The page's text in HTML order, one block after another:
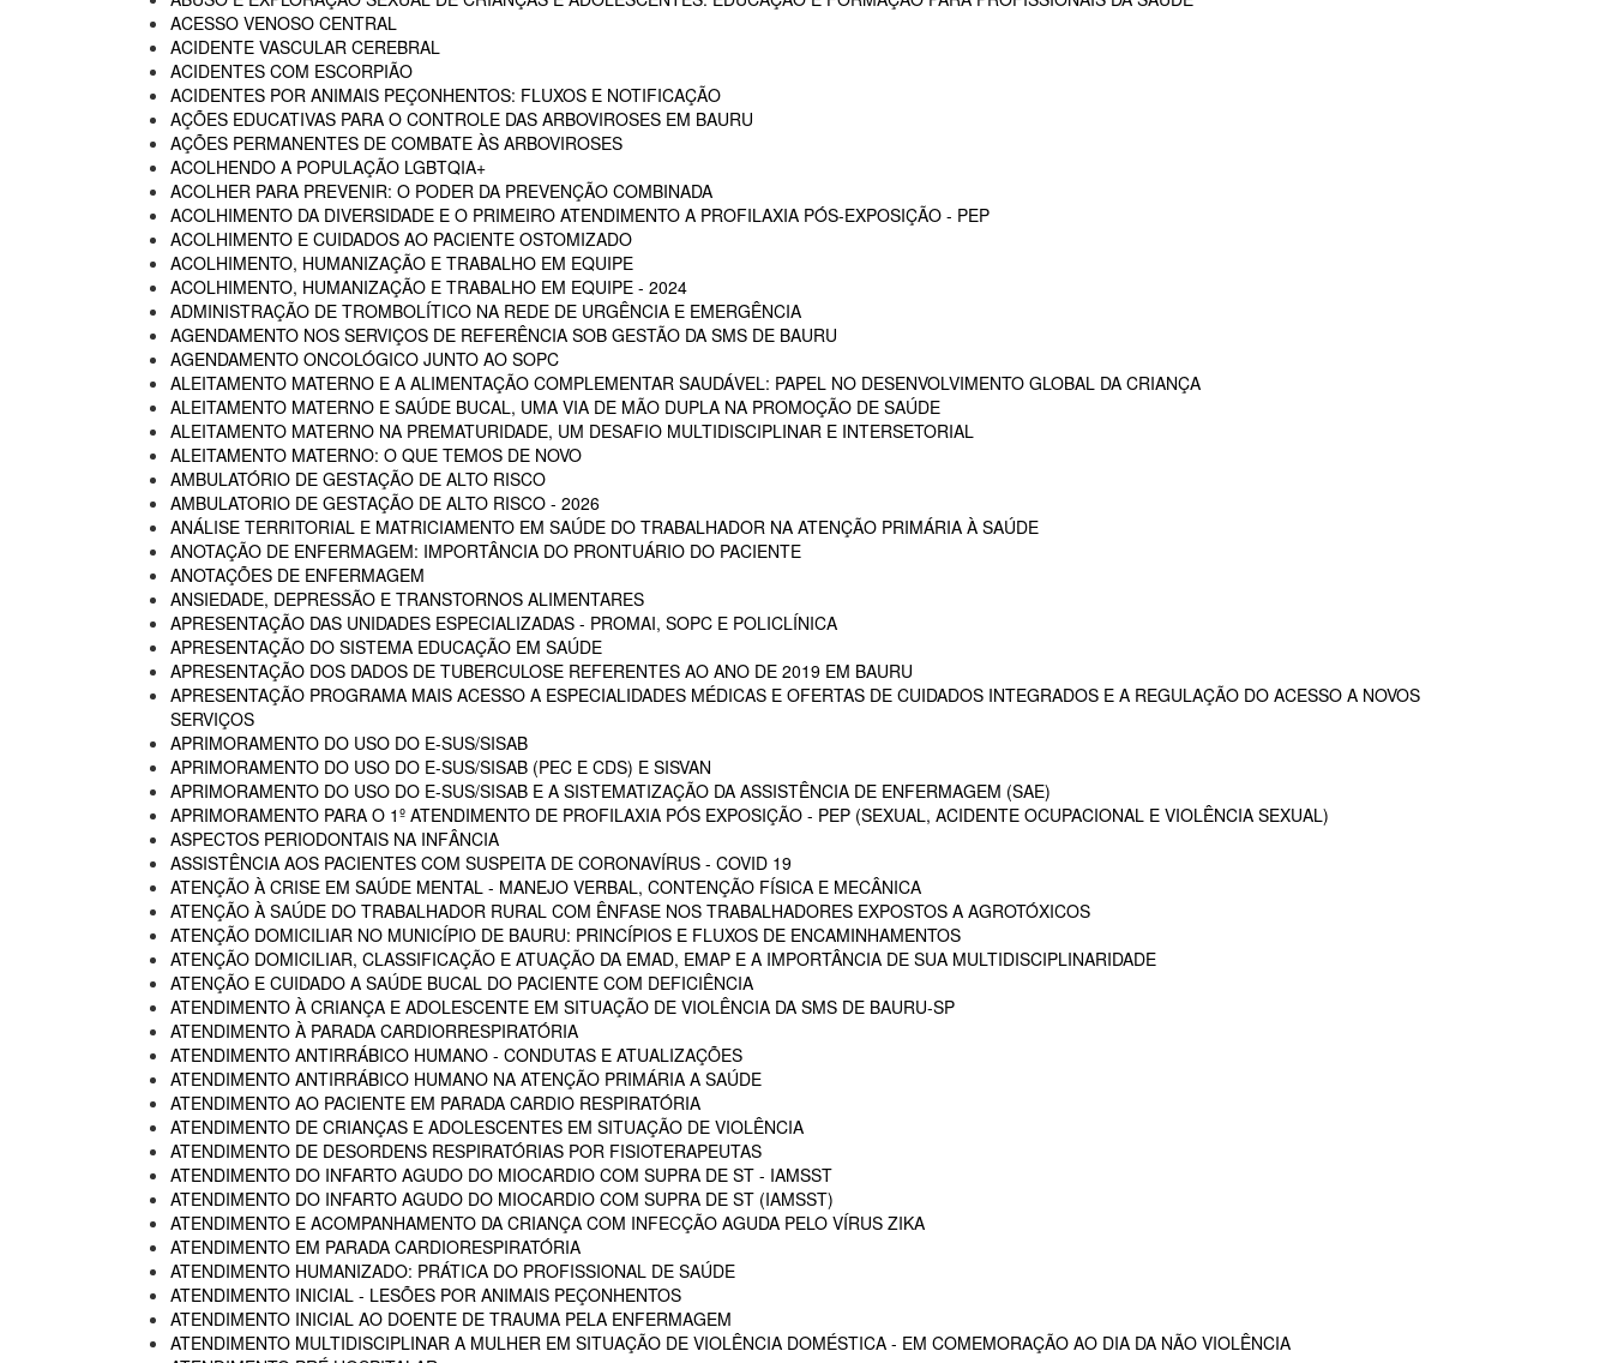
ACESSO VENOSO CENTRAL
ACIDENTE VASCULAR CEREBRAL
ACIDENTES COM ESCORPIÃO
ACIDENTES POR ANIMAIS PEÇONHENTOS: FLUXOS E NOTIFICAÇÃO
AÇÕES EDUCATIVAS PARA O CONTROLE DAS ARBOVIROSES EM BAURU
AÇÕES PERMANENTES DE COMBATE ÀS ARBOVIROSES
ACOLHENDO A POPULAÇÃO LGBTQIA+
ACOLHER PARA PREVENIR: O PODER DA PREVENÇÃO COMBINADA
ACOLHIMENTO DA DIVERSIDADE E O PRIMEIRO ATENDIMENTO A PROFILAXIA PÓS-EXPOSIÇÃO - PEP
ACOLHIMENTO E CUIDADOS AO PACIENTE OSTOMIZADO
ACOLHIMENTO, HUMANIZAÇÃO E TRABALHO EM EQUIPE
ACOLHIMENTO, HUMANIZAÇÃO E TRABALHO EM EQUIPE - 2024
ADMINISTRAÇÃO DE TROMBOLÍTICO NA REDE DE URGÊNCIA E EMERGÊNCIA
AGENDAMENTO NOS SERVIÇOS DE REFERÊNCIA SOB GESTÃO DA SMS DE BAURU
AGENDAMENTO ONCOLÓGICO JUNTO AO SOPC
ALEITAMENTO MATERNO E A ALIMENTAÇÃO COMPLEMENTAR SAUDÁVEL: PAPEL NO DESENVOLVIMENTO GLOBAL DA CRIANÇA
ALEITAMENTO MATERNO E SAÚDE BUCAL, UMA VIA DE MÃO DUPLA NA PROMOÇÃO DE SAÚDE
ALEITAMENTO MATERNO NA PREMATURIDADE, UM DESAFIO MULTIDISCIPLINAR E INTERSETORIAL
ALEITAMENTO MATERNO: O QUE TEMOS DE NOVO
AMBULATÓRIO DE GESTAÇÃO DE ALTO RISCO
AMBULATORIO DE GESTAÇÃO DE ALTO RISCO - 2026
ANÁLISE TERRITORIAL E MATRICIAMENTO EM SAÚDE DO TRABALHADOR NA ATENÇÃO PRIMÁRIA À SAÚDE
ANOTAÇÃO DE ENFERMAGEM: IMPORTÂNCIA DO PRONTUÁRIO DO PACIENTE
ANOTAÇÕES DE ENFERMAGEM
ANSIEDADE, DEPRESSÃO E TRANSTORNOS ALIMENTARES
APRESENTAÇÃO DAS UNIDADES ESPECIALIZADAS - PROMAI, SOPC E POLICLÍNICA
APRESENTAÇÃO DO SISTEMA EDUCAÇÃO EM SAÚDE
APRESENTAÇÃO DOS DADOS DE TUBERCULOSE REFERENTES AO ANO DE 2019 EM BAURU
APRESENTAÇÃO PROGRAMA MAIS ACESSO A ESPECIALIDADES MÉDICAS E OFERTAS DE CUIDADOS INTEGRADOS E A REGULAÇÃO DO ACESSO A NOVOS
SERVIÇOS
APRIMORAMENTO DO USO DO E-SUS/SISAB
APRIMORAMENTO DO USO DO E-SUS/SISAB (PEC E CDS) E SISVAN
APRIMORAMENTO DO USO DO E-SUS/SISAB E A SISTEMATIZAÇÃO DA ASSISTÊNCIA DE ENFERMAGEM (SAE)
APRIMORAMENTO PARA O 1º ATENDIMENTO DE PROFILAXIA PÓS EXPOSIÇÃO - PEP (SEXUAL, ACIDENTE OCUPACIONAL E VIOLÊNCIA SEXUAL)
ASPECTOS PERIODONTAIS NA INFÂNCIA
ASSISTÊNCIA AOS PACIENTES COM SUSPEITA DE CORONAVÍRUS - COVID 19
ATENÇÃO À CRISE EM SAÚDE MENTAL - MANEJO VERBAL, CONTENÇÃO FÍSICA E MECÂNICA
ATENÇÃO À SAÚDE DO TRABALHADOR RURAL COM ÊNFASE NOS TRABALHADORES EXPOSTOS A AGROTÓXICOS
ATENÇÃO DOMICILIAR NO MUNICÍPIO DE BAURU: PRINCÍPIOS E FLUXOS DE ENCAMINHAMENTOS
ATENÇÃO DOMICILIAR, CLASSIFICAÇÃO E ATUAÇÃO DA EMAD, EMAP E A IMPORTÂNCIA DE SUA MULTIDISCIPLINARIDADE
ATENÇÃO E CUIDADO A SAÚDE BUCAL DO PACIENTE COM DEFICIÊNCIA
ATENDIMENTO À CRIANÇA E ADOLESCENTE EM SITUAÇÃO DE VIOLÊNCIA DA SMS DE BAURU-SP
ATENDIMENTO À PARADA CARDIORRESPIRATÓRIA
ATENDIMENTO ANTIRRÁBICO HUMANO - CONDUTAS E ATUALIZAÇÕES
ATENDIMENTO ANTIRRÁBICO HUMANO NA ATENÇÃO PRIMÁRIA A SAÚDE
ATENDIMENTO AO PACIENTE EM PARADA CARDIO RESPIRATÓRIA
ATENDIMENTO DE CRIANÇAS E ADOLESCENTES EM SITUAÇÃO DE VIOLÊNCIA
ATENDIMENTO DE DESORDENS RESPIRATÓRIAS POR FISIOTERAPEUTAS
ATENDIMENTO DO INFARTO AGUDO DO MIOCARDIO COM SUPRA DE ST - IAMSST
ATENDIMENTO DO INFARTO AGUDO DO MIOCARDIO COM SUPRA DE ST (IAMSST)
ATENDIMENTO E ACOMPANHAMENTO DA CRIANÇA COM INFECÇÃO AGUDA PELO VÍRUS ZIKA
ATENDIMENTO EM PARADA CARDIORESPIRATÓRIA
ATENDIMENTO HUMANIZADO: PRÁTICA DO PROFISSIONAL DE SAÚDE
ATENDIMENTO INICIAL - LESÕES POR ANIMAIS PEÇONHENTOS
ATENDIMENTO INICIAL AO DOENTE DE TRAUMA PELA ENFERMAGEM
ATENDIMENTO MULTIDISCIPLINAR A MULHER EM SITUAÇÃO DE VIOLÊNCIA DOMÉSTICA - EM COMEMORAÇÃO AO DIA DA NÃO VIOLÊNCIA